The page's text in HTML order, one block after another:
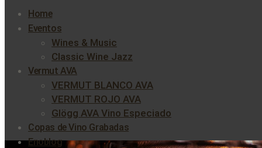
Home
Eventos
Wines & Music
Classic Wine Jazz
Vermut AVA
VERMUT BLANCO AVA
VERMUT ROJO AVA
Glögg AVA Vino Especiado
Copas de Vino Grabadas
Enoblog